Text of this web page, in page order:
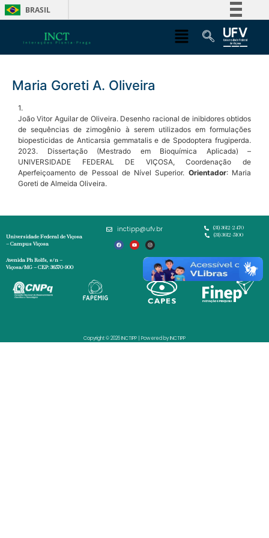
BRASIL
Simplifique!
Acesso à informação
Canais
Maria Goreti A. Oliveira
1.
João Vitor Aguilar de Oliveira. Desenho racional de inibidores obtidos
de sequências de zimogênio à serem utilizados em formulações
biopesticidas de Anticarsia gemmatalis e de Spodoptera frugiperda.
2023. Dissertação (Mestrado em Bioquímica Aplicada) –
UNIVERSIDADE FEDERAL DE VIÇOSA, Coordenação de
Aperfeiçoamento de Pessoal de Nível Superior. Orientador: Maria
Goreti de Almeida Oliveira.
Universidade Federal de Viçosa
– Campus Viçosa
Avenida Ph Rolfs, s/n –
Viçosa/MG – CEP: 36570-900
inctipp@ufv.br
(31) 3612-2470
(31) 3612-5100
Copyright © 2026 INCTIPP | Powered by INCTIPP